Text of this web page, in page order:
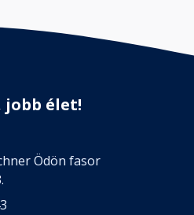
jobb élet!
Ödön fasor